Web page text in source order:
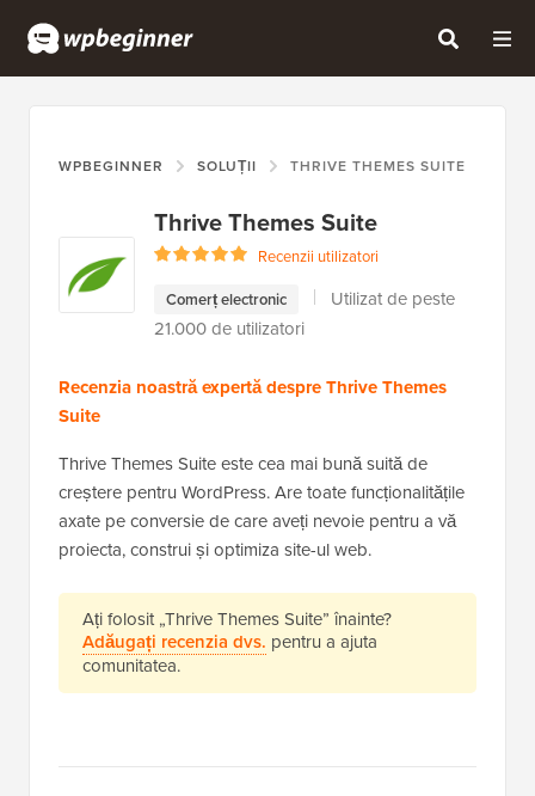
WPBEGINNER SOLUȚII THRIVE THEMES SUITE
Thrive Themes Suite
Recenzii utilizatori
Comerț electronic
Utilizat de peste
21.000 de utilizatori
Recenzia noastră expertă despre Thrive Themes
Suite
Thrive Themes Suite este cea mai bună suită de
creștere pentru WordPress. Are toate funcționalitățile
axate pe conversie de care aveți nevoie pentru a vă
proiecta, construi și optimiza site-ul web.
Ați folosit „Thrive Themes Suite” înainte?
Adăugați recenzia dvs. pentru a ajuta
comunitatea.